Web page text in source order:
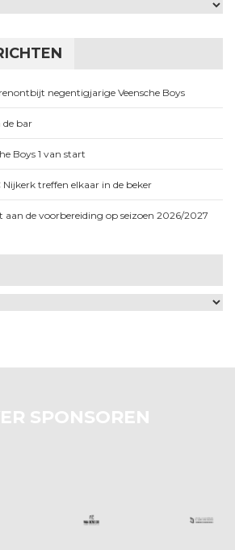
negentigjarige Veensche Boys
bar
Boys 1 van start
Nijkerk treffen elkaar in de beker
aan de voorbereiding op seizoen 2026/2027
SPONSOREN